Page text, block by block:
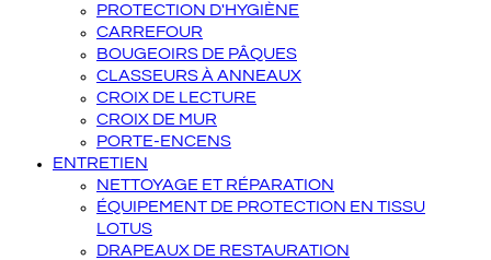
PROTECTION D'HYGIÈNE
CARREFOUR
BOUGEOIRS DE PÂQUES
CLASSEURS À ANNEAUX
CROIX DE LECTURE
CROIX DE MUR
PORTE-ENCENS
ENTRETIEN
NETTOYAGE ET RÉPARATION
ÉQUIPEMENT DE PROTECTION EN TISSU
LOTUS
DRAPEAUX DE RESTAURATION